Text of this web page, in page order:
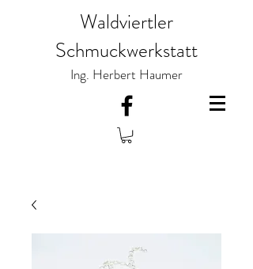
Waldviertler
Schmuckwerkstatt
Ing. Herbert Haumer